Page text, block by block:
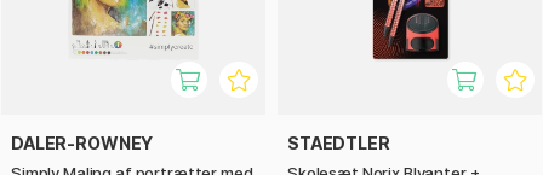
DALER-ROWNEY STAEDTLER